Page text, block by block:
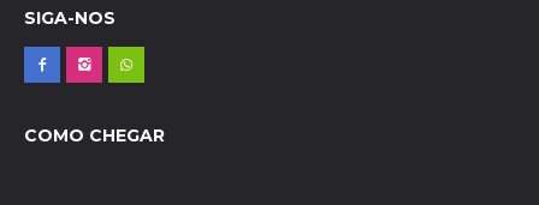
SIGA-NOS
COMO CHEGAR